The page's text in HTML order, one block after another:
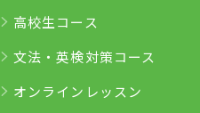
高校生コース
文法・英検対策コース
オンラインレッスン